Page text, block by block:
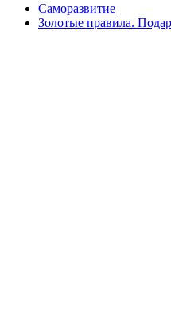
Саморазвитие
Золотые правила.